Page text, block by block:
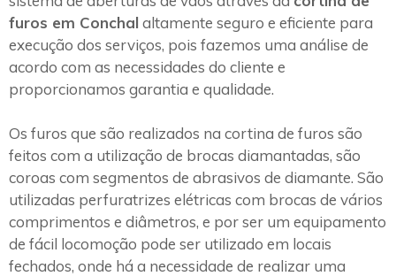
furos em Conchal altamente seguro e eficiente para
execução dos serviços, pois fazemos uma análise de
acordo com as necessidades do cliente e
proporcionamos garantia e qualidade.
Os furos que são realizados na cortina de furos são
feitos com a utilização de brocas diamantadas, são
coroas com segmentos de abrasivos de diamante. São
utilizadas perfuratrizes elétricas com brocas de vários
comprimentos e diâmetros, e por ser um equipamento
de fácil locomoção pode ser utilizado em locais
fechados, onde há a necessidade de realizar uma